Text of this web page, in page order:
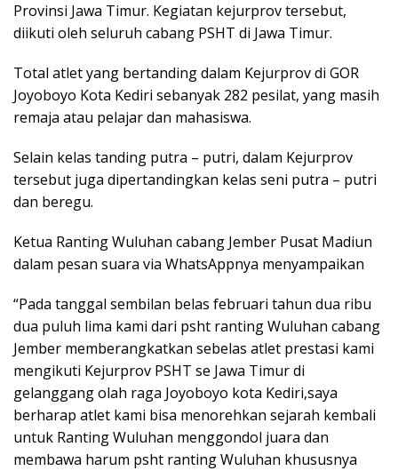
Provinsi Jawa Timur. Kegiatan kejurprov tersebut,
diikuti oleh seluruh cabang PSHT di Jawa Timur.
Total atlet yang bertanding dalam Kejurprov di GOR
Joyoboyo Kota Kediri sebanyak 282 pesilat, yang masih
remaja atau pelajar dan mahasiswa.
Selain kelas tanding putra – putri, dalam Kejurprov
tersebut juga dipertandingkan kelas seni putra – putri
dan beregu.
Ketua Ranting Wuluhan cabang Jember Pusat Madiun
dalam pesan suara via WhatsAppnya menyampaikan
“Pada tanggal sembilan belas februari tahun dua ribu
dua puluh lima kami dari psht ranting Wuluhan cabang
Jember memberangkatkan sebelas atlet prestasi kami
mengikuti Kejurprov PSHT se Jawa Timur di
gelanggang olah raga Joyoboyo kota Kediri,saya
berharap atlet kami bisa menorehkan sejarah kembali
untuk Ranting Wuluhan menggondol juara dan
membawa harum psht ranting Wuluhan khususnya